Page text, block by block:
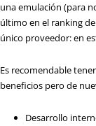
una emulación (para
último en el ranking
único proveedor: en
Es recomendable
beneficios pero de
Desarrollo